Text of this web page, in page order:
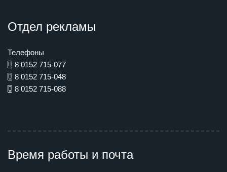
Отдел рекламы
Телефоны
8 0152 715-077
8 0152 715-048
8 0152 715-088
Время работы и почта